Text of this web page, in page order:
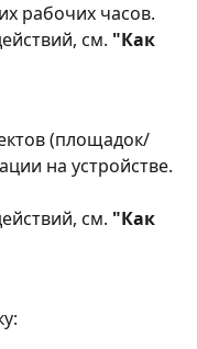
рабочих часов.
см. "Как
(площадок/
на устройстве.
см. "Как